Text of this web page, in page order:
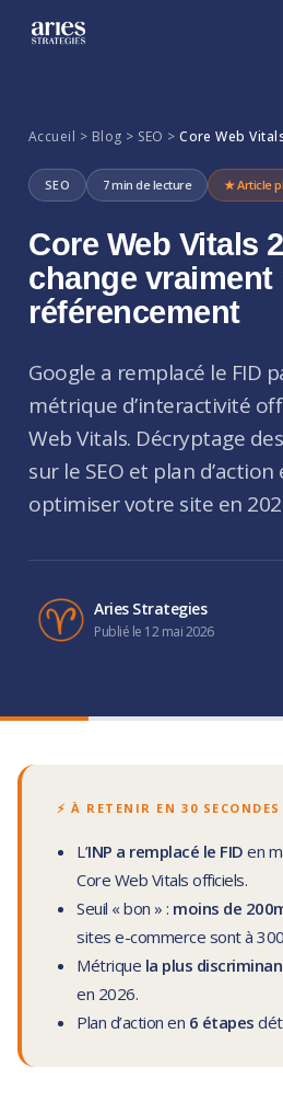
Accueil > Blog > SEO >Core Web
SEO 7 min de lecture ★ Article
Core Web Vitals
change
référencement
Google a remplacé le FID
métrique d’interactivité
Web Vitals. Décryptage
sur le SEO et plan
optimiser votre site en
Aries Strategies
Publié le 12 mai 2026
⚡ À RETENIR EN 30 SECONDES
L’INP a remplacé le FID en
Core Web Vitals officiels.
Seuil « bon » : moins de
sites e-commerce sont à
Métrique la plus
en 2026.
Plan d’action en 6 étapes